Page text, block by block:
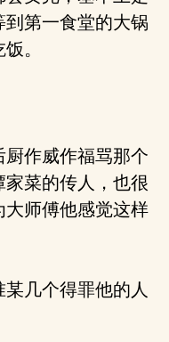
第一食堂的大锅
。
作威作福骂那个
菜的传人，也很
师傅他感觉这样
几个得罪他的人